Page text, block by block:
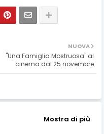
NUOVA
"Una Famiglia Mostruosa" al
cinema dal 25 novembre
Mostra di più